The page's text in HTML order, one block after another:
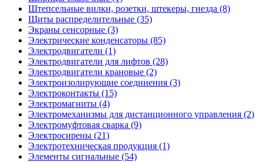
Штепсельные вилки, розетки, штекеры, гнезда (8)
Щиты распределительные (35)
Экраны сенсорные (3)
Электрические конденсаторы (85)
Электродвигатели (1)
Электродвигатели для лифтов (28)
Электродвигатели крановые (2)
Электроизолирующие соединения (3)
Электроконтакты (15)
Электромагниты (4)
Электромеханизмы для дистанционного управления (2)
Электромуфтовая сварка (9)
Электросирены (21)
Электротехническая продукция (1)
Элементы сигнальные (54)